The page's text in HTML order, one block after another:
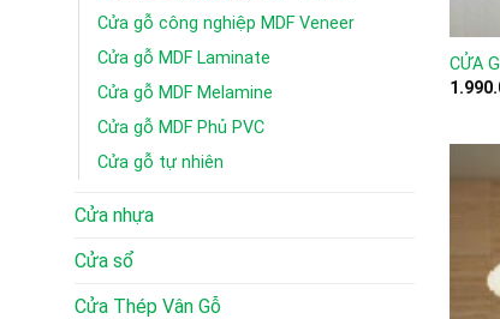
Cửa gỗ công nghiệp MDF Veneer
Cửa gỗ MDF Laminate
Cửa gỗ MDF Melamine
Cửa gỗ MDF Phủ PVC
Cửa gỗ tự nhiên
Cửa nhựa
Cửa sổ
Cửa Thép Vân Gỗ
CỬA